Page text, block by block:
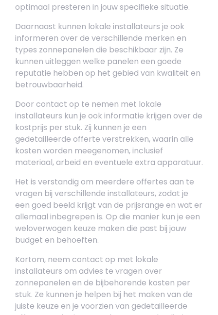
optimaal presteren in jouw specifieke situatie.
Daarnaast kunnen lokale installateurs je ook
informeren over de verschillende merken en
types zonnepanelen die beschikbaar zijn. Ze
kunnen uitleggen welke panelen een goede
reputatie hebben op het gebied van kwaliteit en
betrouwbaarheid.
Door contact op te nemen met lokale
installateurs kun je ook informatie krijgen over de
kostprijs per stuk. Zij kunnen je een
gedetailleerde offerte verstrekken, waarin alle
kosten worden meegenomen, inclusief
materiaal, arbeid en eventuele extra apparatuur.
Het is verstandig om meerdere offertes aan te
vragen bij verschillende installateurs, zodat je
een goed beeld krijgt van de prijsrange en wat er
allemaal inbegrepen is. Op die manier kun je een
weloverwogen keuze maken die past bij jouw
budget en behoeften.
Kortom, neem contact op met lokale
installateurs om advies te vragen over
zonnepanelen en de bijbehorende kosten per
stuk. Ze kunnen je helpen bij het maken van de
juiste keuze en je voorzien van gedetailleerde